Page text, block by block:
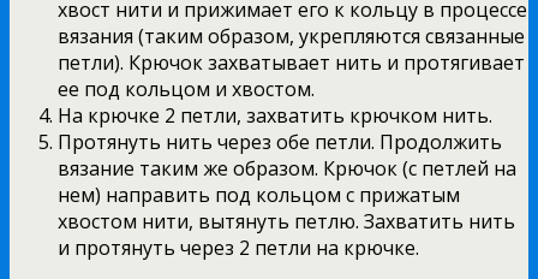
хвост нити и прижимает его к кольцу в процессе
вязания (таким образом, укрепляются связанные
петли). Крючок захватывает нить и протягивает
ее под кольцом и хвостом.
На крючке 2 петли, захватить крючком нить.
Протянуть нить через обе петли. Продолжить
вязание таким же образом. Крючок (с петлей на
нем) направить под кольцом с прижатым
хвостом нити, вытянуть петлю. Захватить нить
и протянуть через 2 петли на крючке.